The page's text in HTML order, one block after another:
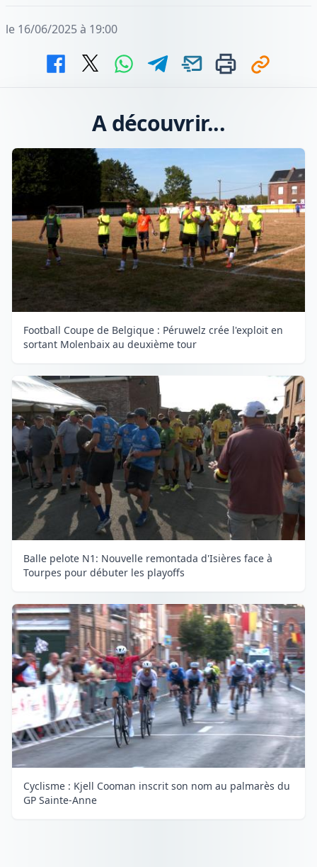
le 16/06/2025 à 19:00
A découvrir...
Football Coupe de Belgique : Péruwelz crée l'exploit en
sortant Molenbaix au deuxième tour
Balle pelote N1: Nouvelle remontada d'Isières face à
Tourpes pour débuter les playoffs
Cyclisme : Kjell Cooman inscrit son nom au palmarès du
GP Sainte-Anne